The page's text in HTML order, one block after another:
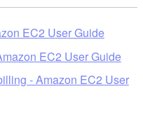
EC2 User Guide
EC2 User Guide
- Amazon EC2 User